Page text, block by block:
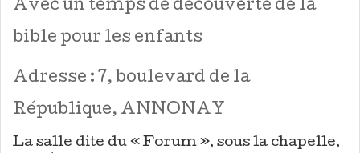
Avec un temps de découverte de la
bible pour les enfants
Adresse : 7, boulevard de la
République, ANNONAY
La salle dite du « Forum », sous la chapelle,